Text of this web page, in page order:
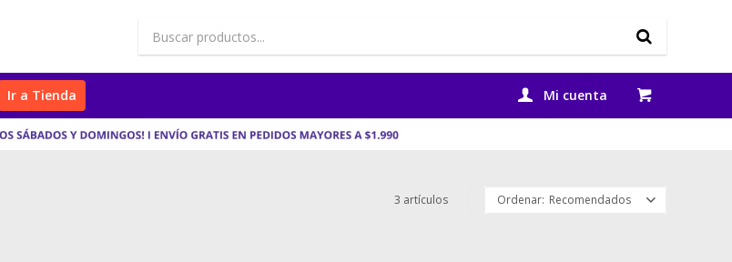
Ir a Tienda
3 artículos Recomendados